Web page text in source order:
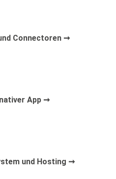
Connectoren ➞
App ➞
und Hosting ➞